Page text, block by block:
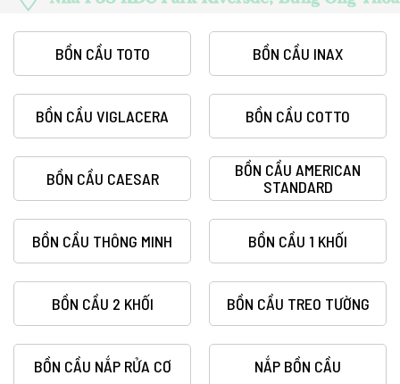
BỒN CẦU TOTO BỒN CẦU INAX
BỒN CẦU VIGLACERA BỒN CẦU COTTO
BỒN CẦU CAESAR
BỒN CẦU AMERICAN
STANDARD
BỒN CẦU THÔNG MINH BỒN CẦU 1 KHỐI
BỒN CẦU 2 KHỐI BỒN CẦU TREO TƯỜNG
BỒN CẦU NẮP RỬA CƠ NẮP BỒN CẦU